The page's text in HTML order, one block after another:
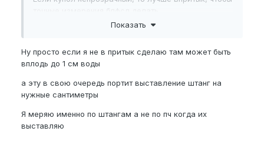
Показать
Ну просто если я не в притык сделаю там может быть
вплодь до 1 см воды
а эту в свою очередь портит выставление штанг на
нужные сантиметры
Я меряю именно по штангам а не по пч когда их
выставляю